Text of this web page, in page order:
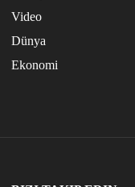
Video
Dünya
Ekonomi